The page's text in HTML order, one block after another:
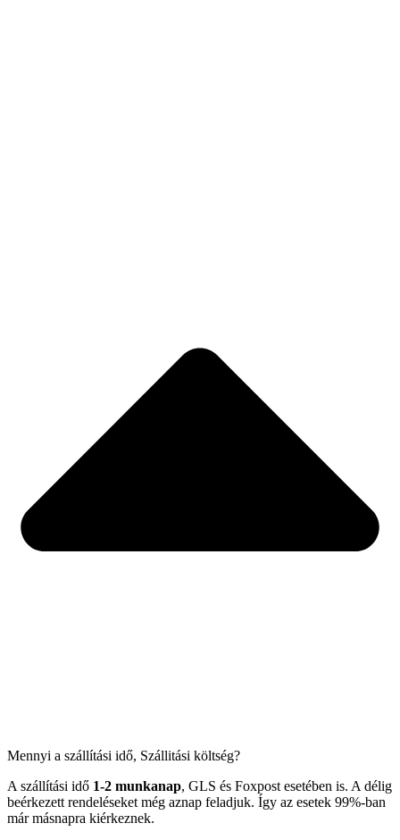
Mennyi a szállítási idő, Szállitási költség?
A szállítási idő 1-2 munkanap, GLS és Foxpost esetében is. A délig
beérkezett rendeléseket még aznap feladjuk. Így az esetek 99%-ban
már másnapra kiérkeznek.